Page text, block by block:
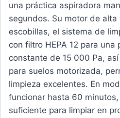
una práctica aspiradora
segundos. Su motor de alta
escobillas, el sistema de
con filtro HEPA 12 para
constante de 15 000 Pa,
para suelos motorizada,
limpieza excelentes. En
funcionar hasta 60
suficiente para limpiar en